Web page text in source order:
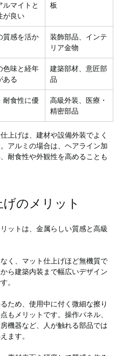
ルマイトと
が良い
板
質感を活か
装飾部品、インテ
リア金物
色味と経年
ある
建築部材、意匠部
品
耐食性に優
高級外装、医療・
精密部品
上げは、建材や設備外装でよく
アルミの場合は、ヘアライン加
耐食性や外観性を高めることも
のメリット
ットは、金属らしい質感と高級
く、マット仕上げほど無機質で
ら建築内装まで幅広いデザイン
。
ため、使用中に付く微細な擦り
もメリットです。操作パネル、
機器など、人が触れる部品では
ます。